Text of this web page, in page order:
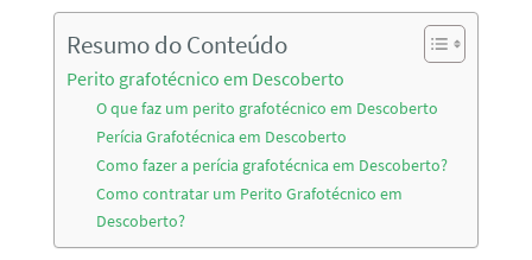
Resumo do Conteúdo
Perito grafotécnico em Descoberto
O que faz um perito grafotécnico em Descoberto
Perícia Grafotécnica em Descoberto
Como fazer a perícia grafotécnica em Descoberto?
Como contratar um Perito Grafotécnico em
Descoberto?